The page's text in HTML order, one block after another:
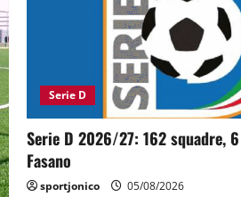
Serie D
Serie D 2026/27: 162 squadre,
Fasano
sportjonico 05/08/2026